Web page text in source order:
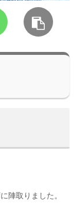
陣取りました。